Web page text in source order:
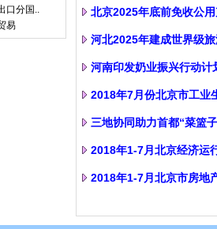
口分国..
易
北京2025年底前免收公
河北2025年建成世界级
河南印发奶业振兴行动
2018年7月份北京市工业
三地协同助力首都“菜篮
2018年1-7月北京经济运
2018年1-7月北京市房地